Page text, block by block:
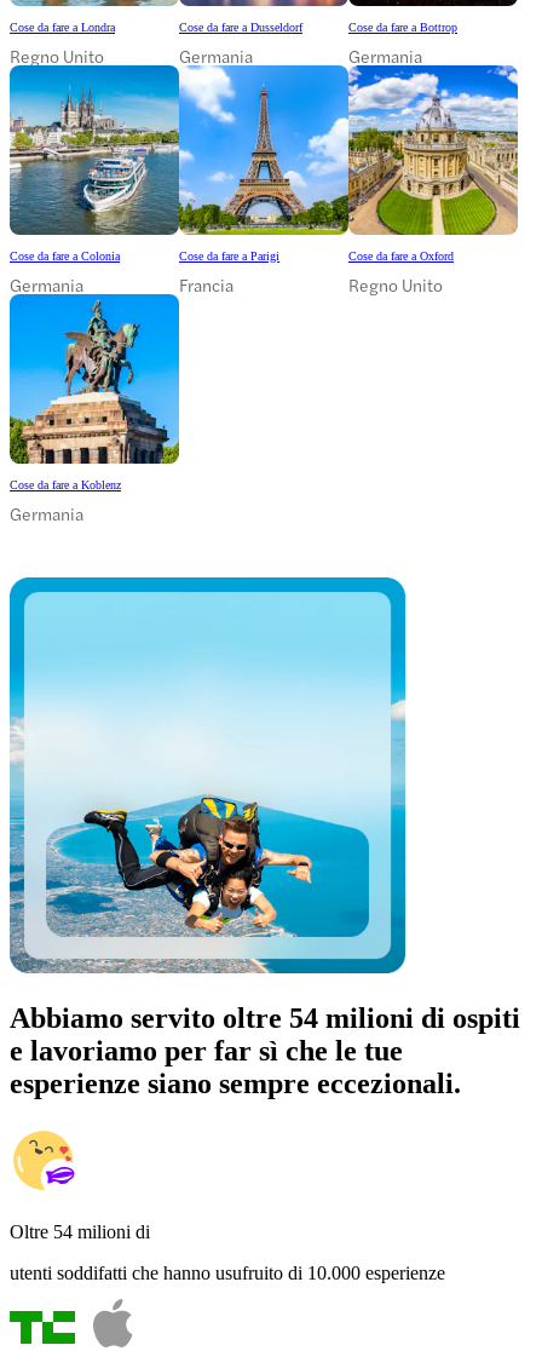
Cose da fare a Londra
Regno Unito
Cose da fare a Dusseldorf
Germania
Cose da fare a Bottrop
Germania
Cose da fare a Colonia
Germania
Cose da fare a Parigi
Francia
Cose da fare a Oxford
Regno Unito
Cose da fare a Koblenz
Germania
Abbiamo servito oltre 54 milioni di ospiti
e lavoriamo per far sì che le tue
esperienze siano sempre eccezionali.
Oltre 54 milioni di
utenti soddifatti che hanno usufruito di 10.000 esperienze